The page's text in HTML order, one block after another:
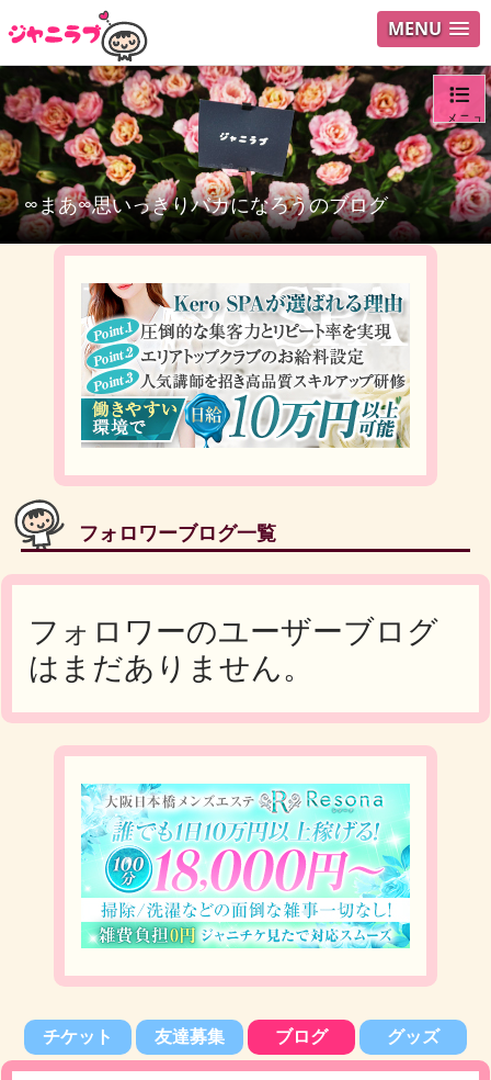
MENU
∞まあ∞思いっきりバカになろうのブログ
メニュ
ログイ
ユー
フォロワーブログ一覧
フォロワーのユーザーブログ
はまだありません。
チケット 友達募集 ブログ グッズ